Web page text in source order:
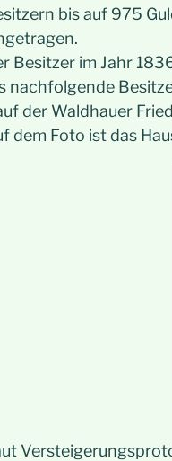
bis auf 975
Besitzer im Jahr
nachfolgende
der Waldhauer
dem Foto ist das